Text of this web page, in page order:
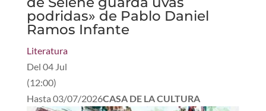
podridas» de Pablo Daniel
Ramos Infante
Literatura
Del 04 Jul
(12:00)
Hasta 03/07/2026CASA DE LA CULTURA